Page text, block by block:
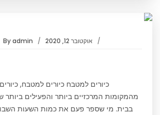
אוקטובר 12, 2020 Byadmin
כיורים למטבח כיורים למטבח,
מהמקומות המרכזיים ביותר והפעילים
בבית. מי שספר פעם את כמות השעות